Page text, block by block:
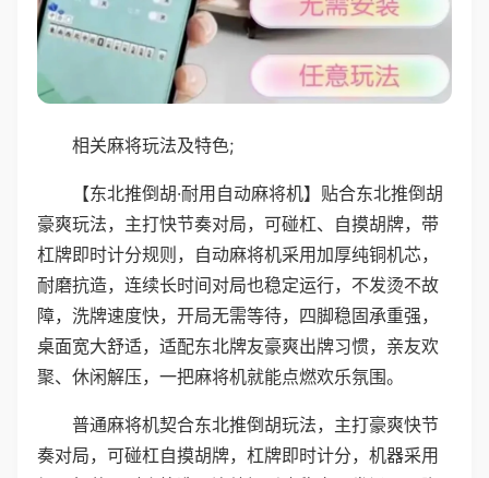
相关麻将玩法及特色;
【东北推倒胡·耐用自动麻将机】贴合东北推倒胡
豪爽玩法，主打快节奏对局，可碰杠、自摸胡牌，带
杠牌即时计分规则，自动麻将机采用加厚纯铜机芯，
耐磨抗造，连续长时间对局也稳定运行，不发烫不故
障，洗牌速度快，开局无需等待，四脚稳固承重强，
桌面宽大舒适，适配东北牌友豪爽出牌习惯，亲友欢
聚、休闲解压，一把麻将机就能点燃欢乐氛围。
普通麻将机契合东北推倒胡玩法，主打豪爽快节
奏对局，可碰杠自摸胡牌，杠牌即时计分，机器采用